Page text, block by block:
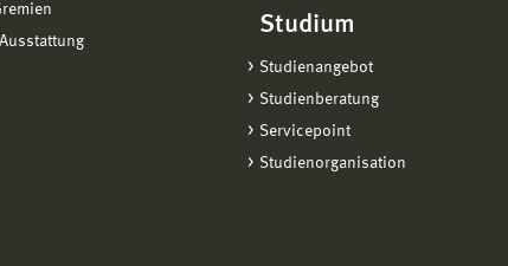
Studium
Studienangebot
Studienberatung
Servicepoint
Studienorganisation